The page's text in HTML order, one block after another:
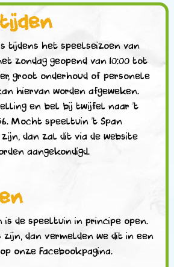
tijdens het speelseizoen van
zondag geopend van 10:00 tot
groot onderhoud of personele
hiervan worden afgeweken.
en bel bij twijfel naar ’t
Mocht speeltuin ’t Span
dan zal dit via de website
aangekondigd.
is de speeltuin in principe open.
dan vermelden we dit in een
onze Facebookpagina.